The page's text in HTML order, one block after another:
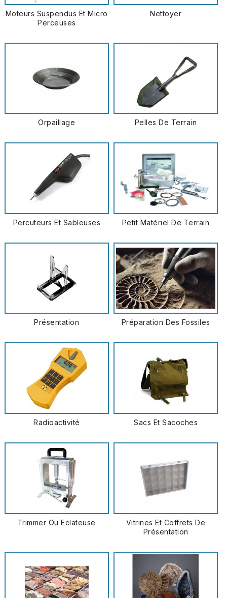
Moteurs Suspendus Et Micro
Perceuses
Nettoyer
Orpaillage Pelles De Terrain
Percuteurs Et Sableuses Petit Matériel De Terrain
Présentation Préparation Des Fossiles
Radioactivité Sacs Et Sacoches
Trimmer Ou Eclateuse
Vitrines Et Coffrets De
Présentation